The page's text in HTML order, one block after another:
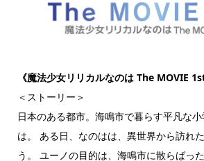
《魔法少女リリカルなのは The MOVIE 1st
＜ストーリー＞
日本のある都市。海鳴市で暮らす平凡な
は。 ある日、なのはは、異世界から訪れ
う。 ユーノの目的は、海鳴市に散らばっ